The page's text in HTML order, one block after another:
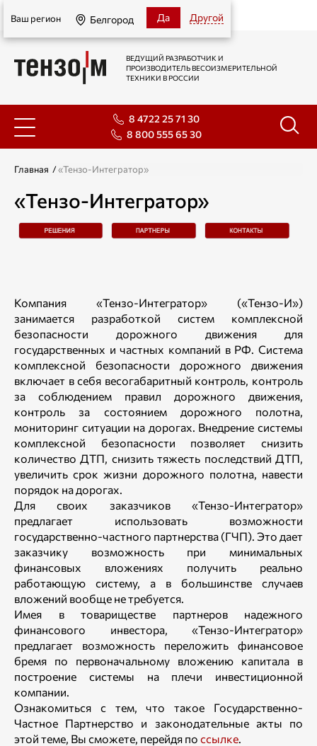
Белгород
Ваш регион Белгород Да Другой
ВЕДУЩИЙ РАЗРАБОТЧИК И
ПРОИЗВОДИТЕЛЬ ВЕСОИЗМЕРИТЕЛЬНОЙ
ТЕХНИКИ В РОССИИ
8 4722 25 71 30
8 800 555 65 30
Главная /«Тензо-Интегратор»
«Тензо-Интегратор»
Компания «Тензо-Интегратор» («Тензо-И»)
занимается разработкой систем комплексной
безопасности дорожного движения для
государственных и частных компаний в РФ. Система
комплексной безопасности дорожного движения
включает в себя весогабаритный контроль, контроль
за соблюдением правил дорожного движения,
контроль за состоянием дорожного полотна,
мониторинг ситуации на дорогах. Внедрение системы
комплексной безопасности позволяет снизить
количество ДТП, снизить тяжесть последствий ДТП,
увеличить срок жизни дорожного полотна, навести
порядок на дорогах.
Для своих заказчиков «Тензо-Интегратор»
предлагает использовать возможности
государственно-частного партнерства (ГЧП). Это дает
заказчику возможность при минимальных
финансовых вложениях получить реально
работающую систему, а в большинстве случаев
вложений вообще не требуется.
Имея в товариществе партнеров надежного
финансового инвестора, «Тензо-Интегратор»
предлагает возможность переложить финансовое
бремя по первоначальному вложению капитала в
построение системы на плечи инвестиционной
компании.
Ознакомиться с тем, что такое Государственно-
Частное Партнерство и законодательные акты по
этой теме, Вы сможете, перейдя по ссылке.